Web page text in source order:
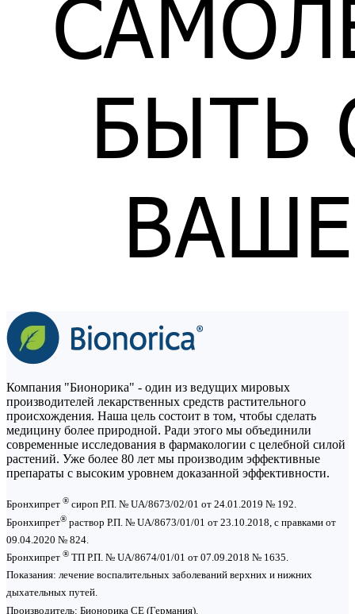
Компания "Бионорика" - один из ведущих мировых
производителей лекарственных средств растительного
происхождения. Наша цель состоит в том, чтобы сделать
медицину более природной. Ради этого мы объединили
современные исследования в фармакологии с целебной силой
растений. Уже более 80 лет мы производим эффективные
препараты с высоким уровнем доказанной эффективности.
Бронхипрет ® сироп Р.П. № UA/8673/02/01 от 24.01.2019 № 192.
Бронхипрет® раствор Р.П. № UA/8673/01/01 от 23.10.2018, с правками от
09.04.2020 № 824.
Бронхипрет ® ТП Р.П. № UA/8674/01/01 от 07.09.2018 № 1635.
Показания: лечение воспалительных заболеваний верхних и нижних
дыхательных путей.
Производитель: Бионорика СЕ (Германия).